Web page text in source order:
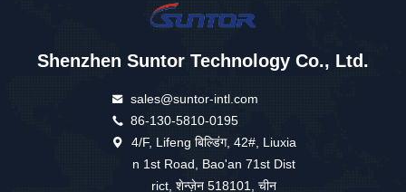
Shenzhen Suntor Technology Co., Ltd.
sales@suntor-intl.com
86-130-5810-0195
4/F, Lifeng बिल्डिंग, 42#, Liuxia
n 1st Road, Bao'an 71st Dist
rict, शेन्ज़ेन 518101, चीन